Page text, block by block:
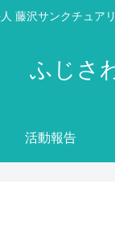
人 藤沢サンクチュア
ふじさ
活動報告